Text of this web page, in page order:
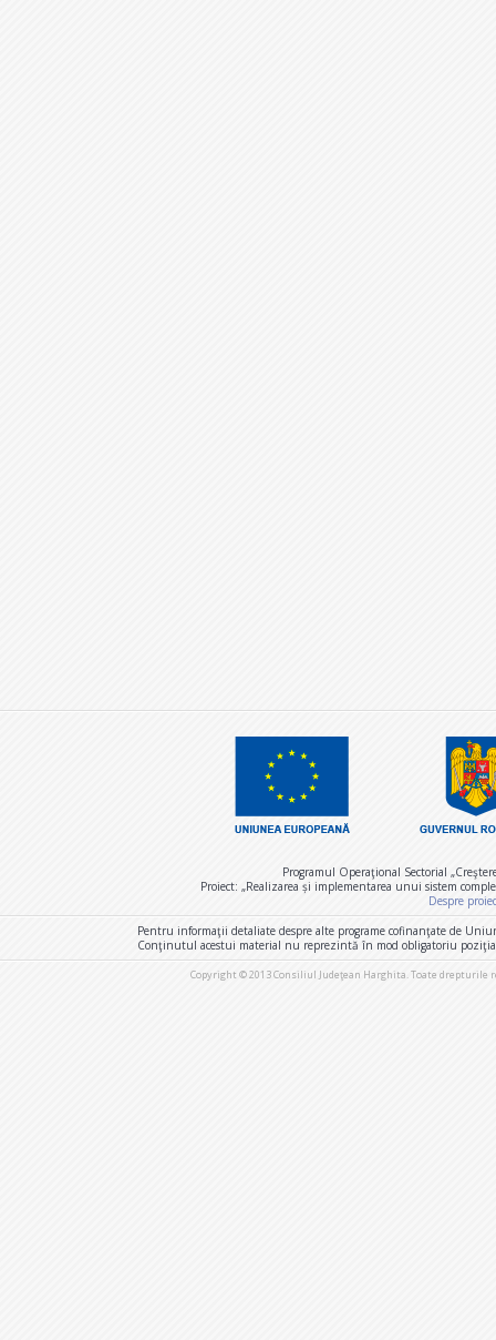
Programul Operaţional Sectorial
Proiect: „Realizarea și implementarea unui sistem
Despre
Pentru informaţii detaliate despre alte programe cofinanţate de
Conţinutul acestui material nu reprezintă în mod obligatoriu
Copyright © 2013 Consiliul Judeţean Harghita. Toate drepturile